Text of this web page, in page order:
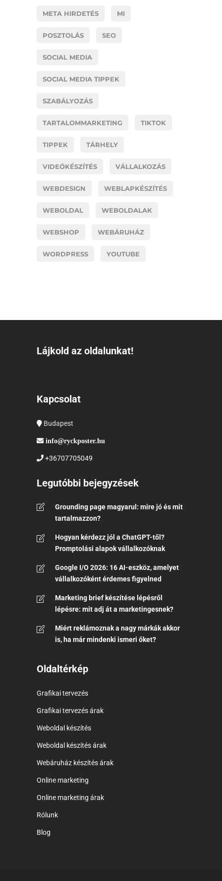
META HIRDETÉS MI
POSZTOLÁS SEO
SOCIAL MEDIA
SOCIAL MEDIA TIPPEK
SZABÁLYOZÁS
TARTALOMMARKETING TIKTOK
TIPPEK TÁRHELY
VIDEÓKÉSZÍTÉS VÁLLALKOZÁS
WEBDESIGN WEBLAPKÉSZÍTÉS
WEBOLDAL WEBOLDALAK
WEBSHOP WEBÁRUHÁZ
WORDPRESS YOUTUBE
Lájkold az oldalunkat!
Kapcsolat
Budapest
info@ryckposter.hu
+36707705049
Legutóbbi bejegyzések
Grounding page magyarul: mire jó és mit
tartalmazzon?
Hogyan kérdezz jól a ChatGPT-től?
Promptolási alapok vállalkozóknak
Google I/O 2026: 16 AI-eszköz, amelyet
vállalkozóként érdemes figyelned
Marketing brief készítése lépésről
lépésre: mit adj át a marketingesnek?
Miért reklámoznak a nagy márkák akkor
is, ha már mindenki ismeri őket?
Oldaltérkép
Grafikai tervezés
Grafikai tervezés árak
Weboldal készítés
Weboldal készítés árak
Webáruház készítés árak
Online marketing
Online marketing árak
Rólunk
Blog